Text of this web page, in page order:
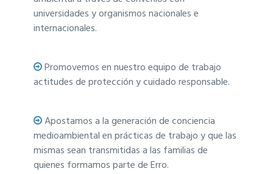
universidades y organismos nacionales e
internacionales.
Promovemos en nuestro equipo de trabajo
actitudes de protección y cuidado responsable.
Apostamos a la generación de conciencia
medioambiental en prácticas de trabajo y que las
mismas sean transmitidas a las familias de
quienes formamos parte de Erro.